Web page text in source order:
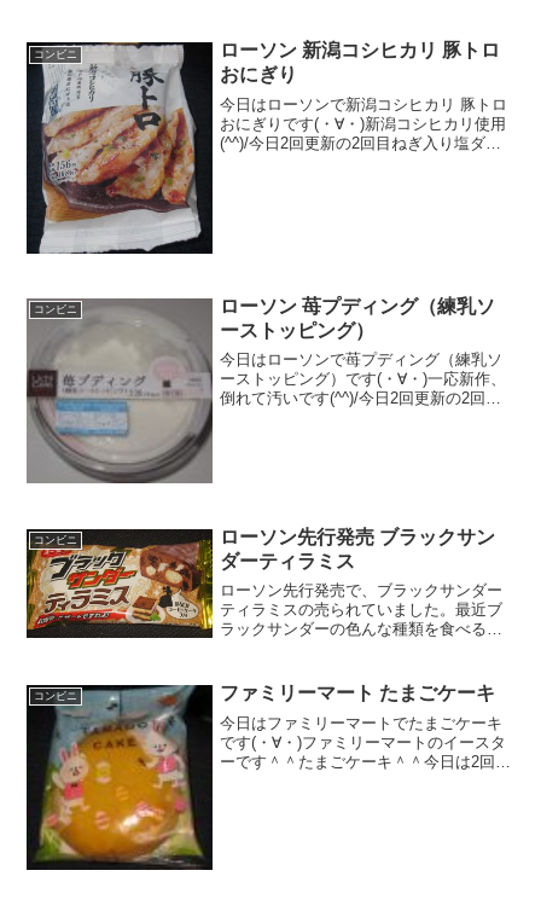
コンビニ
ローソン 新潟コシヒカリ 豚トロ
おにぎり
今日はローソンで新潟コシヒカリ 豚トロ
おにぎりです(・∀・)新潟コシヒカリ使用
(^^)/今日2回更新の2回目ねぎ入り塩ダレ
コンビニ
ローソン 苺プディング（練乳ソ
ーストッピング）
今日はローソンで苺プディング（練乳ソ
ーストッピング）です(・∀・)一応新作、
倒れて汚いです(^^)/今日2回更新の2回目
コンビニ
ローソン先行発売 ブラックサン
ダーティラミス
ローソン先行発売で、ブラックサンダー
ティラミスの売られていました。最近ブ
ラックサンダーの色んな種類を食べるの
レートの区分らしいですね。中はこんな
感じになっています。ブラ...
コンビニ ファミリーマート たまごケーキ
今日はファミリーマートでたまごケーキ
です(・∀・)ファミリーマートのイースタ
ーです＾＾たまごケーキ＾＾今日は2回更